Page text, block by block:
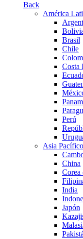
Back
América
Brasil
Chile
Costa
Perú
Asia Pacífico
China
Corea
India
Japón